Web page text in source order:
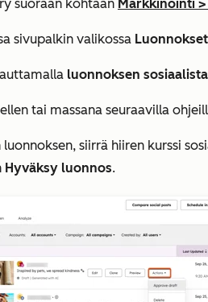
suoraan kohtaan Markkinointi >
sivupalkin valikossa Luonnokset
luonnoksen
tai massana seuraavilla
siirrä hiiren kurssi
Hyväksy luonnos.